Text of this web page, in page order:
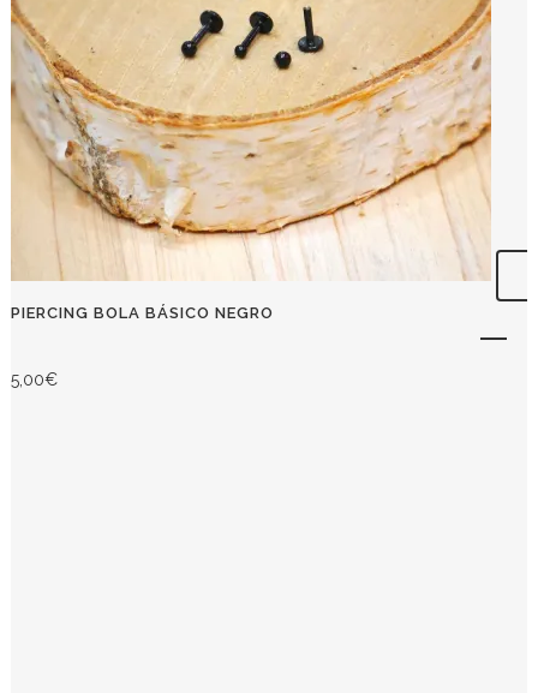
PIERCING BOLA BÁSICO NEGRO
5,00€